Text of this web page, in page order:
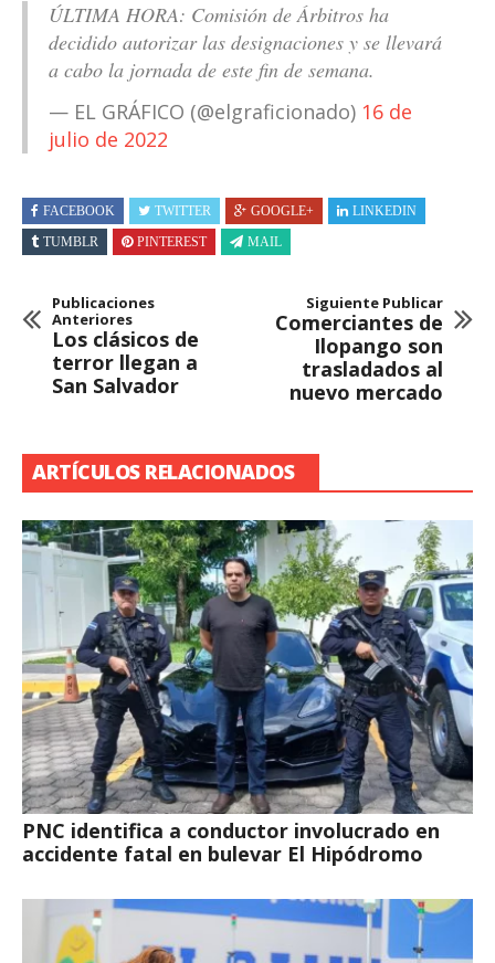
ÚLTIMA HORA: Comisión de Árbitros ha
decidido autorizar las designaciones y se llevará
a cabo la jornada de este fin de semana.
— EL GRÁFICO (@elgraficionado) 16 de
julio de 2022
FACEBOOK TWITTER GOOGLE+
LINKEDIN
TUMBLR
PINTEREST MAIL
Publicaciones
Anteriores
Los clásicos de
terror llegan a
San Salvador
Siguiente Publicar
Comerciantes de
Ilopango son
trasladados al
nuevo mercado
ARTÍCULOS RELACIONADOS
PNC identifica a conductor involucrado en
accidente fatal en bulevar El Hipódromo